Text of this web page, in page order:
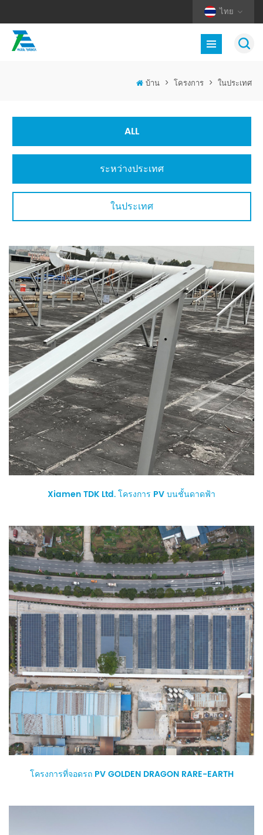
ไทย
บ้าน > โครงการ > ในประเทศ
ALL
ระหว่างประเทศ
ในประเทศ
Xiamen TDK Ltd. โครงการ PV บนชั้นดาดฟ้า
โครงการที่จอดรถ PV GOLDEN DRAGON RARE-EARTH